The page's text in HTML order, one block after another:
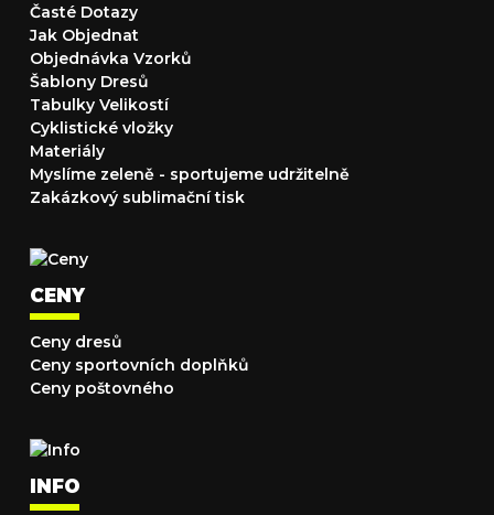
Časté Dotazy
Jak Objednat
Objednávka Vzorků
Šablony Dresů
Tabulky Velikostí
Cyklistické vložky
Materiály
Myslíme zeleně - sportujeme udržitelně
Zakázkový sublimační tisk
CENY
Ceny dresů
Ceny sportovních doplňků
Ceny poštovného
INFO